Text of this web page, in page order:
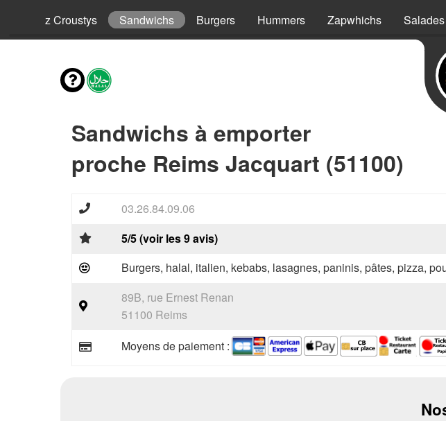
Riz Croustys Sandwichs Burgers Hummers Zapwhichs Salades
Sandwichs à emporter
proche Reims Jacquart (51100)
03.26.84.09.06
5/5 (voir les 9 avis)
Burgers, halal, italien, kebabs, lasagnes, paninis, pâtes, pizza,
89B, rue Ernest Renan
51100 Reims
Moyens de paiement :